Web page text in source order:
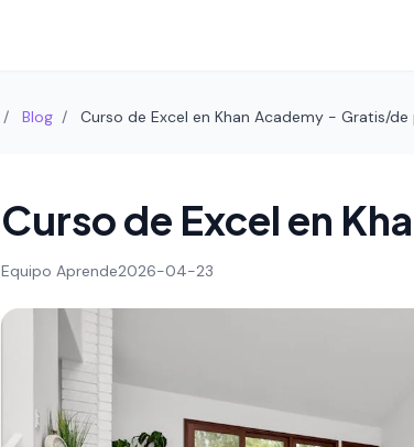
/ Blog / Curso de Excel en Khan Academy - Gratis/
Curso de Excel en
Equipo Aprende2026-04-23